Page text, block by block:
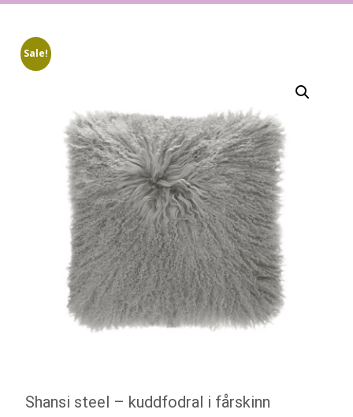
Sale!
Shansi steel – kuddfodral i fårskinn